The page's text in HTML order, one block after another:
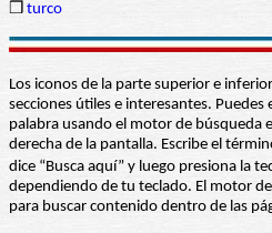
❒ turco
Los iconos de la parte superior e
secciones útiles e interesantes.
palabra usando el motor de búsqueda
derecha de la pantalla. Escribe el
dice “Busca aquí” y luego presiona la
dependiendo de tu teclado. El motor
para buscar contenido dentro de las